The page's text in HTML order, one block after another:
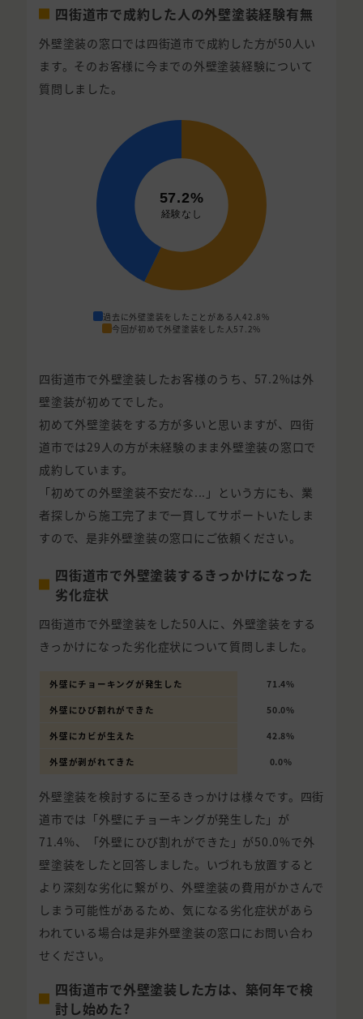
四街道市で成約した人の外壁塗装経験有無
外壁塗装の窓口では四街道市で成約した方が50人い
ます。そのお客様に今までの外壁塗装経験について
質問しました。
過去に外壁塗装をしたことがある人42.8%
今回が初めて外壁塗装をした人 57.2%
四街道市で外壁塗装したお客様のうち、57.2%は外
壁塗装が初めてでした。
初めて外壁塗装をする方が多いと思いますが、四街
道市では29人の方が未経験のまま外壁塗装の窓口で
成約しています。
「初めての外壁塗装不安だな...」という方にも、業
者探しから施工完了まで一貫してサポートいたしま
すので、是非外壁塗装の窓口にご依頼ください。
四街道市で外壁塗装するきっかけになった
劣化症状
四街道市で外壁塗装をした50人に、外壁塗装をする
きっかけになった劣化症状について質問しました。
外壁にチョーキングが発生した 71.4%
外壁にひび割れができた 50.0%
外壁にカビが生えた 42.8%
外壁が剥がれてきた 0.0%
外壁塗装を検討するに至るきっかけは様々です。四街
道市では「外壁にチョーキングが発生した」が
71.4%、「外壁にひび割れができた」が50.0%で外
壁塗装をしたと回答しました。いづれも放置すると
より深刻な劣化に繋がり、外壁塗装の費用がかさんで
しまう可能性があるため、気になる劣化症状があら
われている場合は是非外壁塗装の窓口にお問い合わ
せください。
四街道市で外壁塗装した方は、築何年で検
討し始めた?